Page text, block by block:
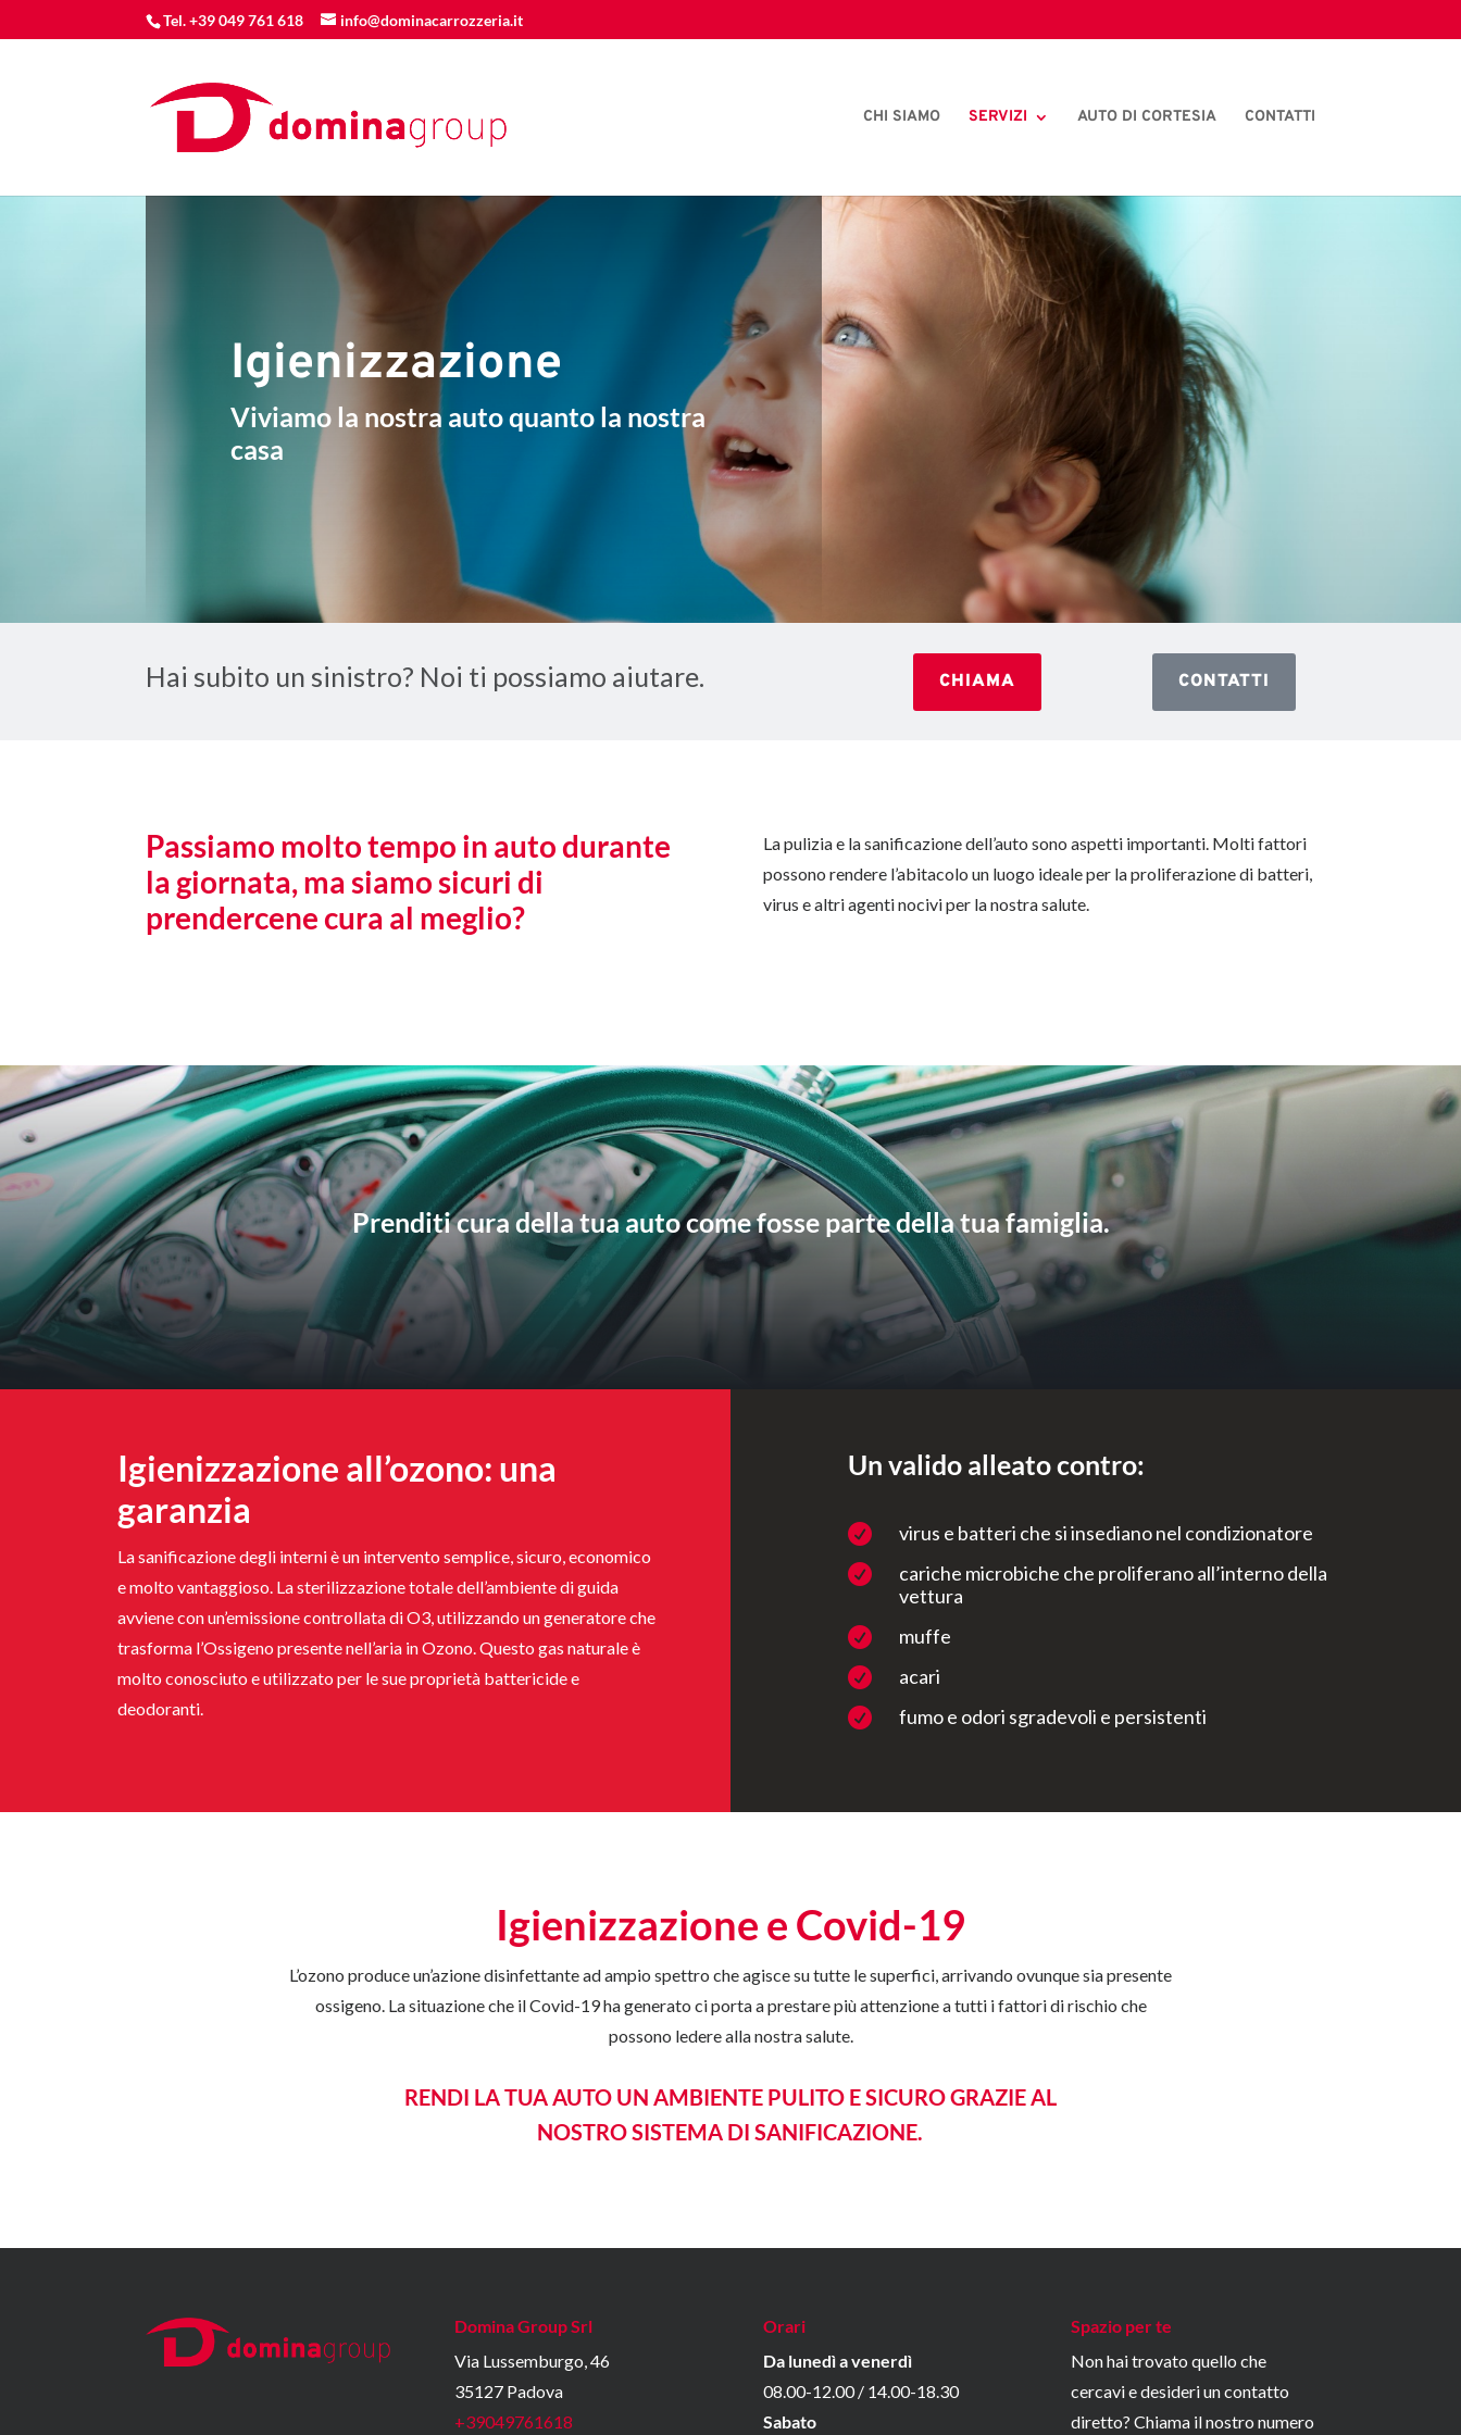
Tel. +39 049 761 618 info@dominacarrozzeria.it
CHI SIAMO SERVIZI AUTO DI CORTESIA CONTATTI
Igienizzazione
Viviamo la nostra auto quanto la nostra
casa
Hai subito un sinistro? Noi ti possiamo aiutare. CHIAMA CONTATTI
Passiamo molto tempo in auto durante
la giornata, ma siamo sicuri di
prendercene cura al meglio?
La pulizia e la sanificazione dell’auto sono aspetti importanti. Molti fattori
possono rendere l’abitacolo un luogo ideale per la proliferazione di batteri,
virus e altri agenti nocivi per la nostra salute.
Prenditi cura della tua auto come fosse parte della tua famiglia.
Igienizzazione all’ozono: una
garanzia
La sanificazione degli interni è un intervento semplice, sicuro, economico
e molto vantaggioso. La sterilizzazione totale dell’ambiente di guida
avviene con un’emissione controllata di O3, utilizzando un generatore che
trasforma l’Ossigeno presente nell’aria in Ozono. Questo gas naturale è
molto conosciuto e utilizzato per le sue proprietà battericide e
deodoranti.
Un valido alleato contro:

virus e batteri che si insediano nel condizionatore

cariche microbiche che proliferano all’interno della
vettura

muffe

acari

fumo e odori sgradevoli e persistenti
Igienizzazione e Covid-19
L’ozono produce un’azione disinfettante ad ampio spettro che agisce su tutte le superfici, arrivando ovunque sia presente
ossigeno. La situazione che il Covid-19 ha generato ci porta a prestare più attenzione a tutti i fattori di rischio che
possono ledere alla nostra salute.
RENDI LA TUA AUTO UN AMBIENTE PULITO E SICURO GRAZIE AL
NOSTRO SISTEMA DI SANIFICAZIONE.
Domina Group Srl
Via Lussemburgo, 46
35127 Padova
+39049761618
Orari
Da lunedì a venerdì
08.00-12.00 / 14.00-18.30
Sabato
Spazio per te
Non hai trovato quello che
cercavi e desideri un contatto
diretto? Chiama il nostro numero